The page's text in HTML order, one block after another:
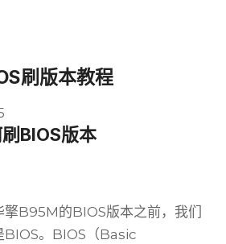
刷版本教程
BIOS版本
B95M的BIOS版本之前，我们
BIOS。BIOS（Basic